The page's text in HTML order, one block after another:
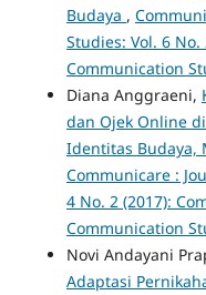
Budaya ,
Studies: Vol. 6
Communication
Diana Anggraeni,
dan Ojek Online
Identitas Budaya,
Communicare :
4 No. 2 (2017):
Communication
Novi Andayani
Adaptasi